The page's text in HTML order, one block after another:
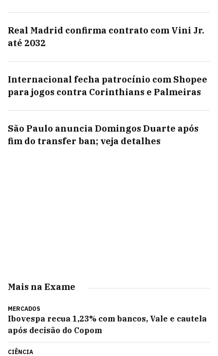
Real Madrid confirma contrato com Vini Jr.
até 2032
Internacional fecha patrocínio com Shopee
para jogos contra Corinthians e Palmeiras
São Paulo anuncia Domingos Duarte após
fim do transfer ban; veja detalhes
Mais na Exame
MERCADOS
Ibovespa recua 1,23% com bancos, Vale e cautela
após decisão do Copom
CIÊNCIA